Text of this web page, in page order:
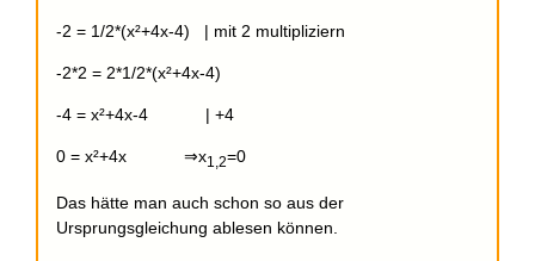
-2 = 1/2*(x²+4x-4) | mit 2 multipliziern
-2*2 = 2*1/2*(x²+4x-4)
-4 = x²+4x-4 | +4
0 = x²+4x ⇒x1 ,2=0
Das hätte man auch schon so aus der
Ursprungsgleichung ablesen können.